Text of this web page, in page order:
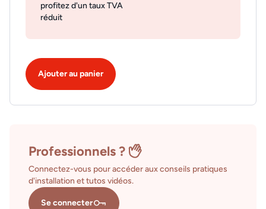
profitez d'un taux TVA
réduit
Ajouter au panier
Professionnels ?
Connectez-vous pour accéder aux conseils pratiques
d'installation et tutos vidéos.
Se connecter